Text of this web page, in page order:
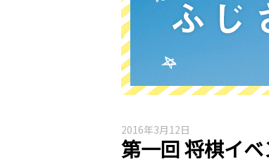
2016年3月12日
第一回 将棋イベ